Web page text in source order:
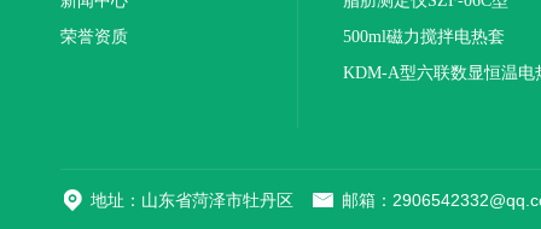
荣誉资质
500ml磁力搅拌电热套
KDM-A型六联数显恒温电
地址：山东省菏泽市牡丹区 邮箱：